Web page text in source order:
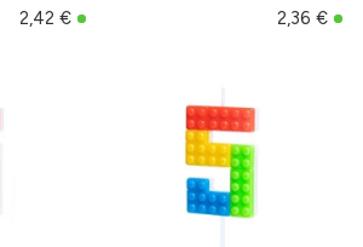
2,42 € 2,36 €